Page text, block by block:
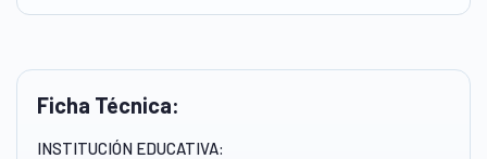
Ficha Técnica:
INSTITUCIÓN EDUCATIVA: